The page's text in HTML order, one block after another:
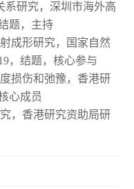
系研究，深圳市海外高
题，主持
成形研究，国家自然
，结题，核心参与
损伤和弛豫，香港研
心成员
，香港研究资助局研